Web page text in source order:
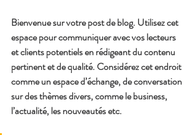
Bienvenue sur votre post de blog. Utilisez cet
espace pour communiquer avec vos lecteurs
et clients potentiels en rédigeant du contenu
pertinent et de qualité. Considérez cet endroit
comme un espace d’échange, de conversation
sur des thèmes divers, comme le business,
l’actualité, les nouveautés etc.